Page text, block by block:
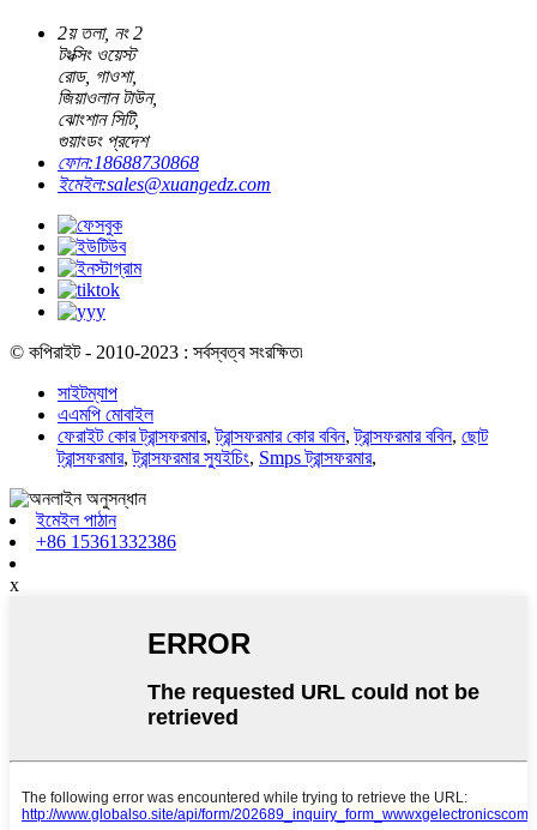
2য় তলা, নং 2
টংক্সিং ওয়েস্ট
রোড, গাওশা,
জিয়াওলান টাউন,
ঝোংশান সিটি,
গুয়াংডং প্রদেশ
ফোন:18688730868
ইমেইল:sales@xuangedz.com
© কপিরাইট - 2010-2023 : সর্বস্বত্ব সংরক্ষিত৷
সাইটম্যাপ
এএমপি মোবাইল
ফেরাইট কোর ট্রান্সফরমার,ট্রান্সফরমার কোর ববিন,ট্রান্সফরমার ববিন, ছোট
ট্রান্সফরমার,ট্রান্সফরমার স্যুইচিং, Smps ট্রান্সফরমার,
ইমেইল পাঠান
+86 15361332386
x